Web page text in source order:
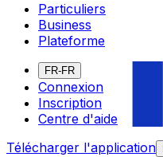
Particuliers
Business
Plateforme
FR-FR
Connexion
Inscription
Centre d'aide
Télécharger l'application